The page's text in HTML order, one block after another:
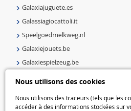
Nous utilisons des cookies
Nous utilisons des traceurs (tels que les
accéder à des informations stockées sur
Galaxiajuguete.es
Galassiagiocattoli.it
Speelgoedmelkweg.nl
Galaxiejouets.be
Galaxiespielzeug.be